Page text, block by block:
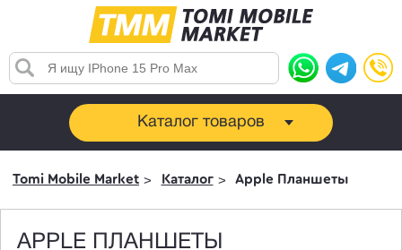
Каталог товаров
Tomi Mobile Market Каталог Apple Планшеты
APPLE ПЛАНШЕТЫ